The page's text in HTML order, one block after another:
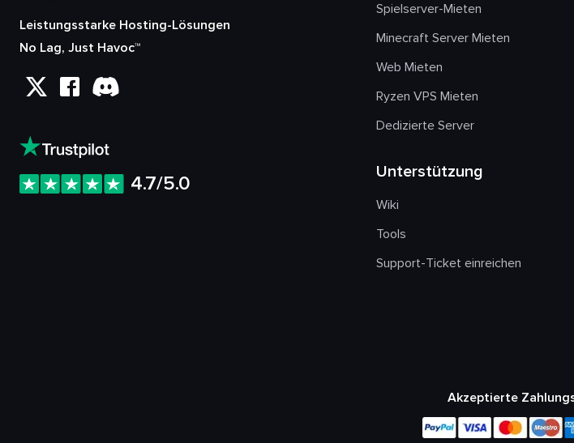
Leistungsstarke Hosting-Lösungen
No Lag, Just Havoc™
4.7/5.0
Spielserver-Mieten
Minecraft Server Mieten
Web Mieten
Ryzen VPS Mieten
Dedizierte Server
Unterstützung
Wiki
Tools
Support-Ticket einreichen
Akzeptierte